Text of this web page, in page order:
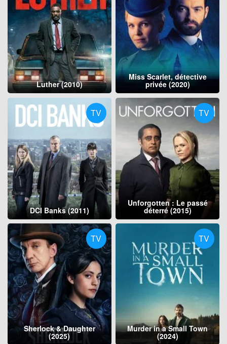
Luther (2010)
Miss Scarlet, détective
privée (2020)
TV
DCI Banks (2011)
TV
Unforgotten : Le passé
déterré (2015)
TV
Sherlock & Daughter
(2025)
TV
Murder in a Small Town
(2024)